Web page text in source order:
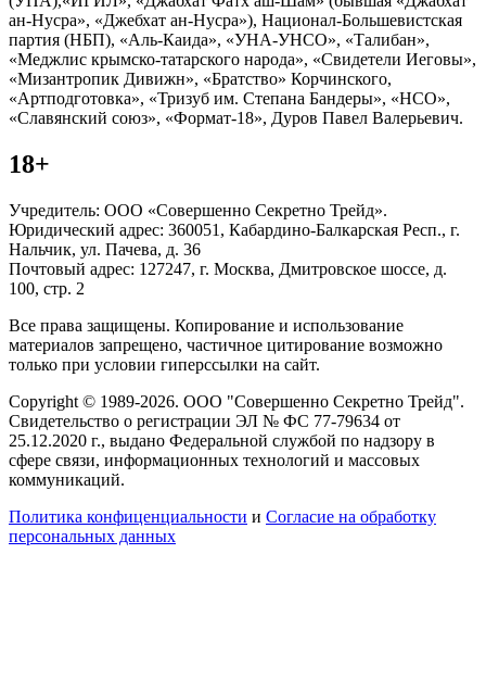
ан-Нусра», «Джебхат ан-Нусра»), Национал-Большевистская
партия (НБП), «Аль-Каида», «УНА-УНСО», «Талибан»,
«Меджлис крымско-татарского народа», «Свидетели Иеговы»,
«Мизантропик Дивижн», «Братство» Корчинского,
«Артподготовка», «Тризуб им. Степана Бандеры», «НСО»,
«Славянский союз», «Формат-18», Дуров Павел Валерьевич.
18+
Учредитель: ООО «Совершенно Секретно Трейд».
Юридический адрес: 360051, Кабардино-Балкарская Респ., г.
Нальчик, ул. Пачева, д. 36
Почтовый адрес: 127247, г. Москва, Дмитровское шоссе, д.
100, стр. 2
Все права защищены. Копирование и использование
материалов запрещено, частичное цитирование возможно
только при условии гиперссылки на сайт.
Copyright © 1989-2026. ООО "Совершенно Секретно Трейд".
Свидетельство о регистрации ЭЛ № ФС 77-79634 от
25.12.2020 г., выдано Федеральной службой по надзору в
сфере связи, информационных технологий и массовых
коммуникаций.
Политика конфиценциальности и Согласие на обработку
персональных данных